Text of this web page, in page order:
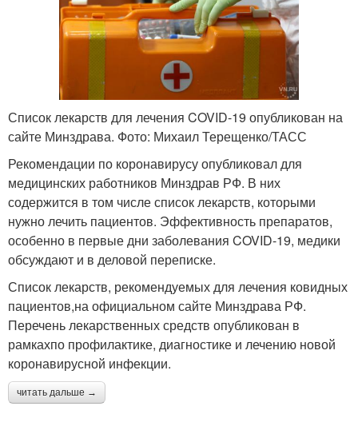
Список лекарств для лечения COVID-19 опубликован на
сайте Минздрава. Фото: Михаил Терещенко/ТАСС
Рекомендации по коронавирусу опубликовал для
медицинских работников Минздрав РФ. В них
содержится в том числе список лекарств, которыми
нужно лечить пациентов. Эффективность препаратов,
особенно в первые дни заболевания COVID-19, медики
обсуждают и в деловой переписке.
Список лекарств, рекомендуемых для лечения ковидных
пациентов,на официальном сайте Минздрава РФ.
Перечень лекарственных средств опубликован в
рамкахпо профилактике, диагностике и лечению новой
коронавирусной инфекции.
читать дальше →